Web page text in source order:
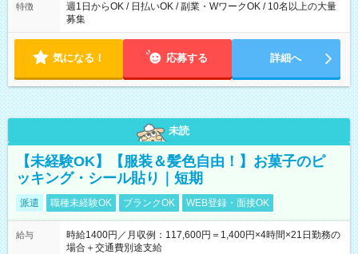
特徴
週1日からOK / 日払いOK / 副業・WワークOK / 10名以上の大量
募集
気になる！ 応募する 詳細へ
未読
【未経験OK】【服装＆髪色自由！】お菓子のピ
ッキング・シール貼り｜短期
派遣 職種未経験OK ブランクOK WEB登録・面接OK
給与
時給1400円／月収例：117,600円＝1,400円×4時間×21日勤務の
場合＋交通費別途支給